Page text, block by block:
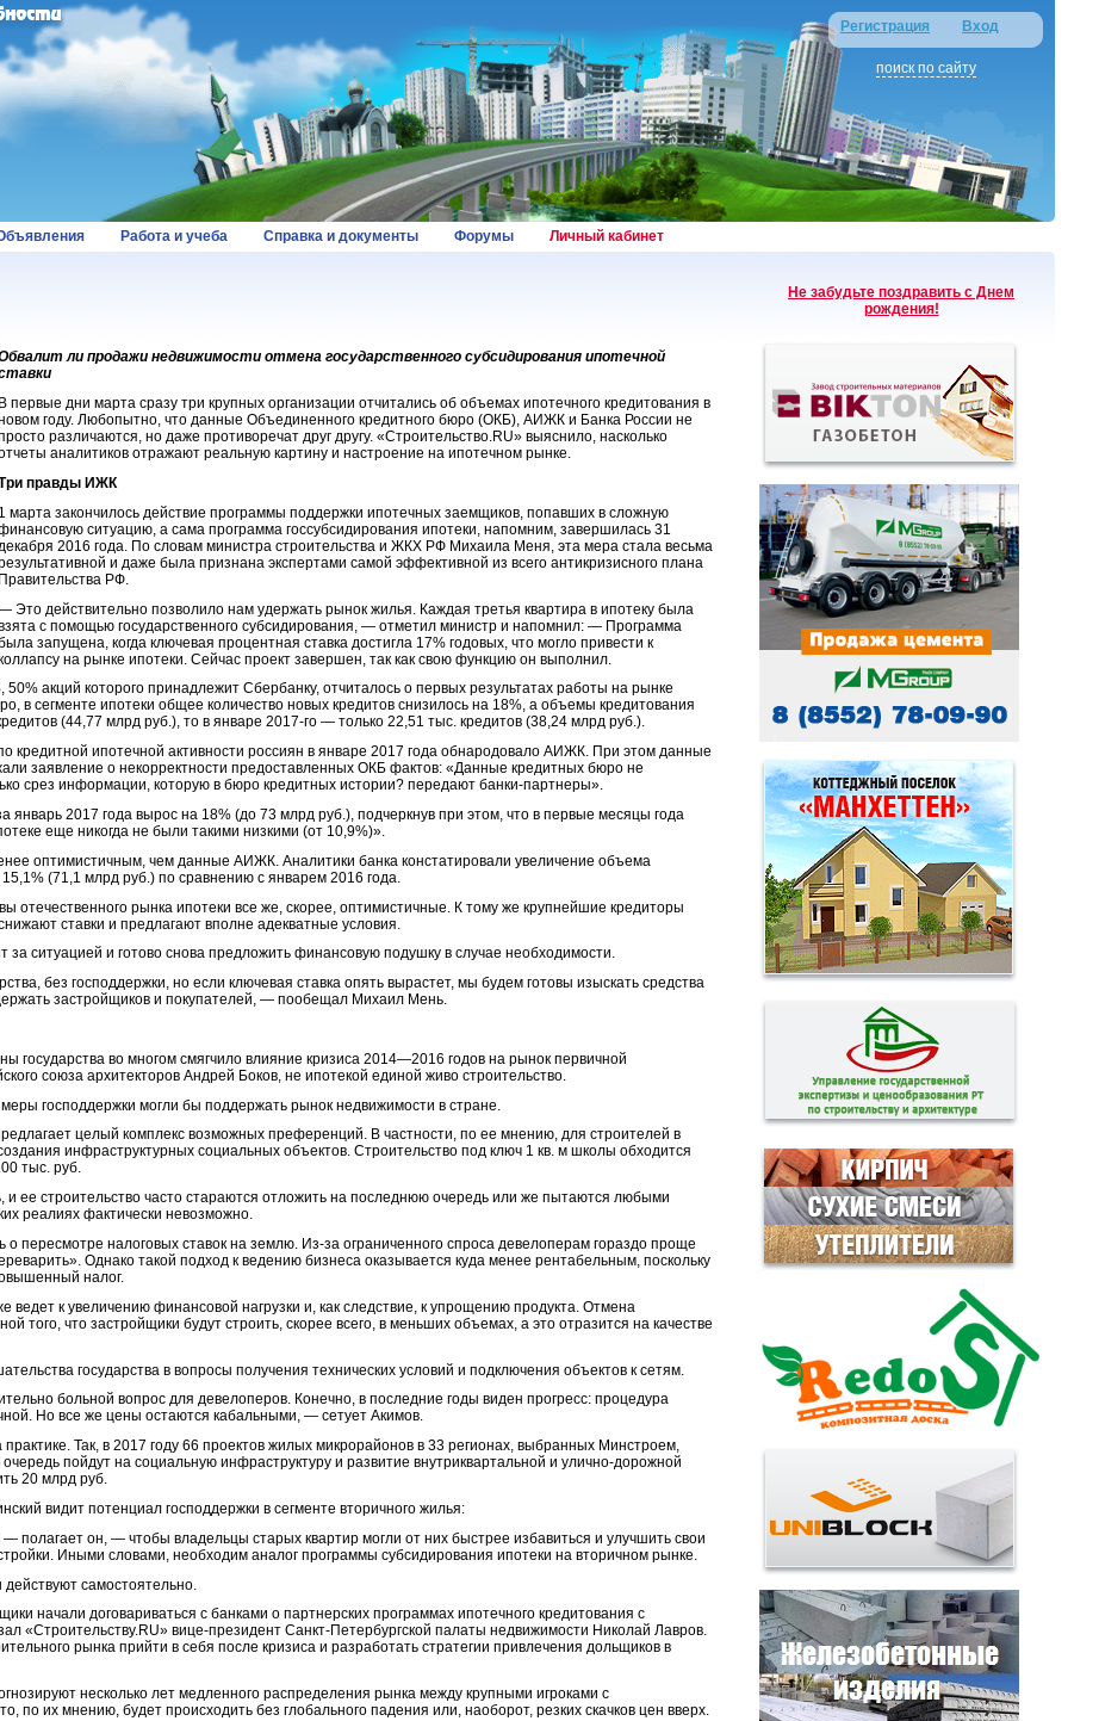
Регистрация Вход
поиск по сайту
Работа и учеба Справка и документы Форумы Личный кабинет
ли продажи недвижимости отмена государственного субсидирования ипотечной
В первые дни марта сразу три крупных организации отчитались об объемах ипотечного кредитования в
году. Любопытно, что данные Объединенного кредитного бюро (ОКБ), АИЖК и Банка России не
различаются, но даже противоречат друг другу. «Строительство.RU» выяснило, насколько
аналитиков отражают реальную картину и настроение на ипотечном рынке.
правды ИЖК
1 марта закончилось действие программы поддержки ипотечных заемщиков, попавших в сложную
ситуацию, а сама программа госсубсидирования ипотеки, напомним, завершилась 31
декабря 2016 года. По словам министра строительства и ЖКХ РФ Михаила Меня, эта мера стала весьма
и даже была признана экспертами самой эффективной из всего антикризисного плана
Правительства РФ.
Это действительно позволило нам удержать рынок жилья. Каждая третья квартира в ипотеку была
с помощью государственного субсидирования, — отметил министр и напомнил: — Программа
запущена, когда ключевая процентная ставка достигла 17% годовых, что могло привести к
на рынке ипотеки. Сейчас проект завершен, так как свою функцию он выполнил.
акций которого принадлежит Сбербанку, отчиталось о первых результатах работы на рынке
в сегменте ипотеки общее количество новых кредитов снизилось на 18%, а объемы кредитования
(44,77 млрд руб.), то в январе 2017-го — только 22,51 тыс. кредитов (38,24 млрд руб.).
кредитной ипотечной активности россиян в январе 2017 года обнародовало АИЖК. При этом данные
заявление о некорректности предоставленных ОКБ фактов: «Данные кредитных бюро не
срез информации, которую в бюро кредитных истории? передают банки-партнеры».
2017 года вырос на 18% (до 73 млрд руб.), подчеркнув при этом, что в первые месяцы года
еще никогда не были такими низкими (от 10,9%)».
оптимистичным, чем данные АИЖК. Аналитики банка констатировали увеличение объема
(71,1 млрд руб.) по сравнению с январем 2016 года.
отечественного рынка ипотеки все же, скорее, оптимистичные. К тому же крупнейшие кредиторы
ставки и предлагают вполне адекватные условия.
за ситуацией и готово снова предложить финансовую подушку в случае необходимости.
без господдержки, но если ключевая ставка опять вырастет, мы будем готовы изыскать средства
застройщиков и покупателей, — пообещал Михаил Мень.
государства во многом смягчило влияние кризиса 2014—2016 годов на рынок первичной
союза архитекторов Андрей Боков, не ипотекой единой живо строительство.
господдержки могли бы поддержать рынок недвижимости в стране.
целый комплекс возможных преференций. В частности, по ее мнению, для строителей в
инфраструктурных социальных объектов. Строительство под ключ 1 кв. м школы обходится
тыс. руб.
ее строительство часто стараются отложить на последнюю очередь или же пытаются любыми
реалиях фактически невозможно.
пересмотре налоговых ставок на землю. Из-за ограниченного спроса девелоперам гораздо проще
Однако такой подход к ведению бизнеса оказывается куда менее рентабельным, поскольку
налог.
ведет к увеличению финансовой нагрузки и, как следствие, к упрощению продукта. Отмена
что застройщики будут строить, скорее всего, в меньших объемах, а это отразится на качестве
государства в вопросы получения технических условий и подключения объектов к сетям.
больной вопрос для девелоперов. Конечно, в последние годы виден прогресс: процедура
Но все же цены остаются кабальными, — сетует Акимов.
Так, в 2017 году 66 проектов жилых микрорайонов в 33 регионах, выбранных Минстроем,
пойдут на социальную инфраструктуру и развитие внутриквартальной и улично-дорожной
20 млрд руб.
видит потенциал господдержки в сегменте вторичного жилья:
он, — чтобы владельцы старых квартир могли от них быстрее избавиться и улучшить свои
Иными словами, необходим аналог программы субсидирования ипотеки на вторичном рынке.
самостоятельно.
начали договариваться с банками о партнерских программах ипотечного кредитования с
«Строительству.RU» вице-президент Санкт-Петербургской палаты недвижимости Николай Лавров.
рынка прийти в себя после кризиса и разработать стратегии привлечения дольщиков в
несколько лет медленного распределения рынка между крупными игроками с
их мнению, будет происходить без глобального падения или, наоборот, резких скачков цен вверх.
Не забудьте поздравить с Днем
рождения!